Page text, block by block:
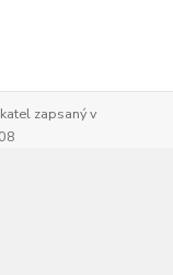
zapsaný v